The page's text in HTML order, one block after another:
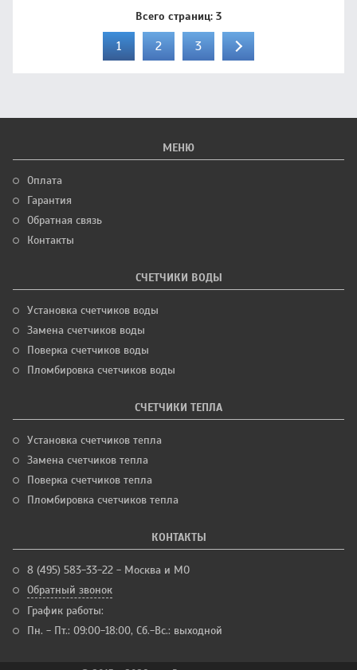
Всего страниц: 3
1 2 3
МЕНЮ
Оплата
Гарантия
Обратная связь
Контакты
СЧЕТЧИКИ ВОДЫ
Установка счетчиков воды
Замена счетчиков воды
Поверка счетчиков воды
Пломбировка счетчиков воды
СЧЕТЧИКИ ТЕПЛА
Установка счетчиков тепла
Замена счетчиков тепла
Поверка счетчиков тепла
Пломбировка счетчиков тепла
КОНТАКТЫ
8 (495) 583-33-22 - Москва и МО
Обратный звонок
График работы:
Пн. - Пт.: 09:00-18:00, Сб.-Вс.: выходной